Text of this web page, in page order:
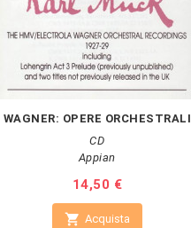
WAGNER: OPERE ORCHESTRALI
CD
Appian
Prezzo
14,50 €
 Acquista